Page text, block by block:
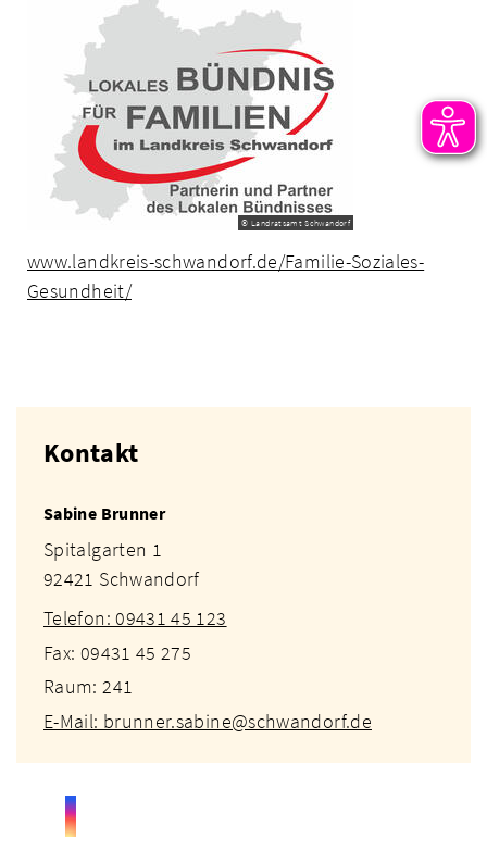
© Landratsamt Schwandorf
www.landkreis-schwandorf.de/Familie-Soziales-
Gesundheit/
Kontakt
Sabine Brunner
Spitalgarten 1
92421 Schwandorf
Telefon: 09431 45 123
Fax: 09431 45 275
Raum: 241
E-Mail: brunner.sabine@schwandorf.de